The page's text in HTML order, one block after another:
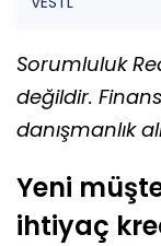
Sorumluluk
değildir.
danışmanlık
Yeni
ihtiyaç